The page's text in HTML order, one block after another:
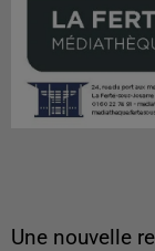
Une nouvelle